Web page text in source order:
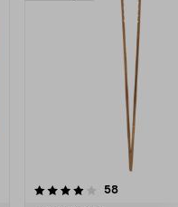
58arvostelut
4.0viidestä